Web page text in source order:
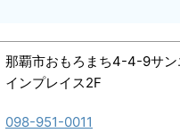
那覇市おもろまち4-4-9サン
インプレイス2F
098-951-0011